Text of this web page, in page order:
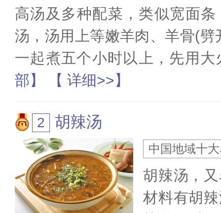
高汤及多种配菜，类似宽面
汤，汤用上等嫩羊肉、羊骨(
一起煮五个小时以上，先用大
部】
【 详细>>】
胡辣汤
中国地域十
胡辣汤，
材料有胡